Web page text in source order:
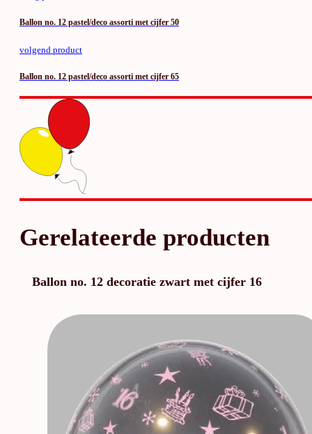
Ballon no. 12 pastel/deco assorti met cijfer 50
volgend product
Ballon no. 12 pastel/deco assorti met cijfer 65
Gerelateerde producten
Ballon no. 12 decoratie zwart met cijfer 16